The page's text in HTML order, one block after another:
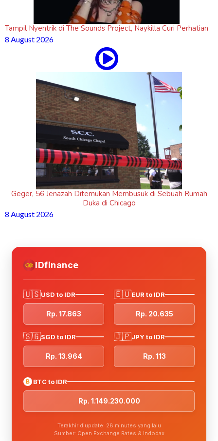
Tampil Nyentrik di The Sounds Project, Naykilla Curi Perhatian
8 August 2026
Geger, 56 Jenazah Ditemukan Membusuk di Sebuah Rumah
Duka di Chicago
8 August 2026
IDfinance
🇺🇸USD to IDR
Rp. 17.863
🇪🇺EUR to IDR
Rp. 20.635
🇸🇬SGD to IDR
Rp. 13.964
🇯🇵JPY to IDR
Rp. 113
₿ BTC to IDR
Rp. 1.149.230.000
Terakhir diupdate: 28 minutes yang lalu
Sumber: Open Exchange Rates & Indodax